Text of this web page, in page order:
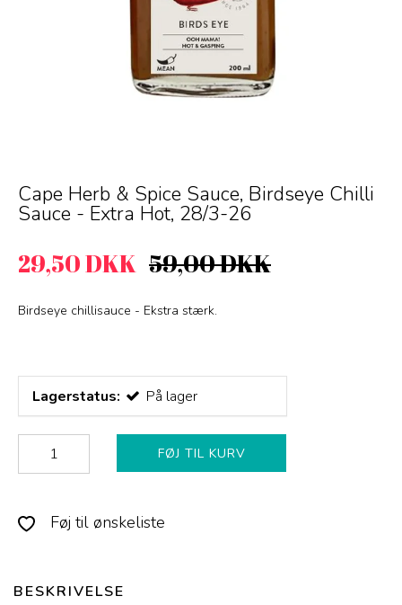
Cape Herb & Spice Sauce, Birdseye Chilli
Sauce - Extra Hot, 28/3-26
29,50 DKK 59,00 DKK
Birdseye chillisauce - Ekstra stærk.
Lagerstatus: På lager
FØJ TIL KURV
Føj til ønskeliste
BESKRIVELSE